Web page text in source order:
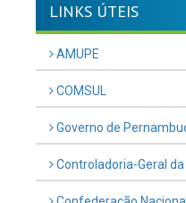
LINKS ÚTEIS
AMUPE
COMSUL
Governo de
Controladoria-Geral da